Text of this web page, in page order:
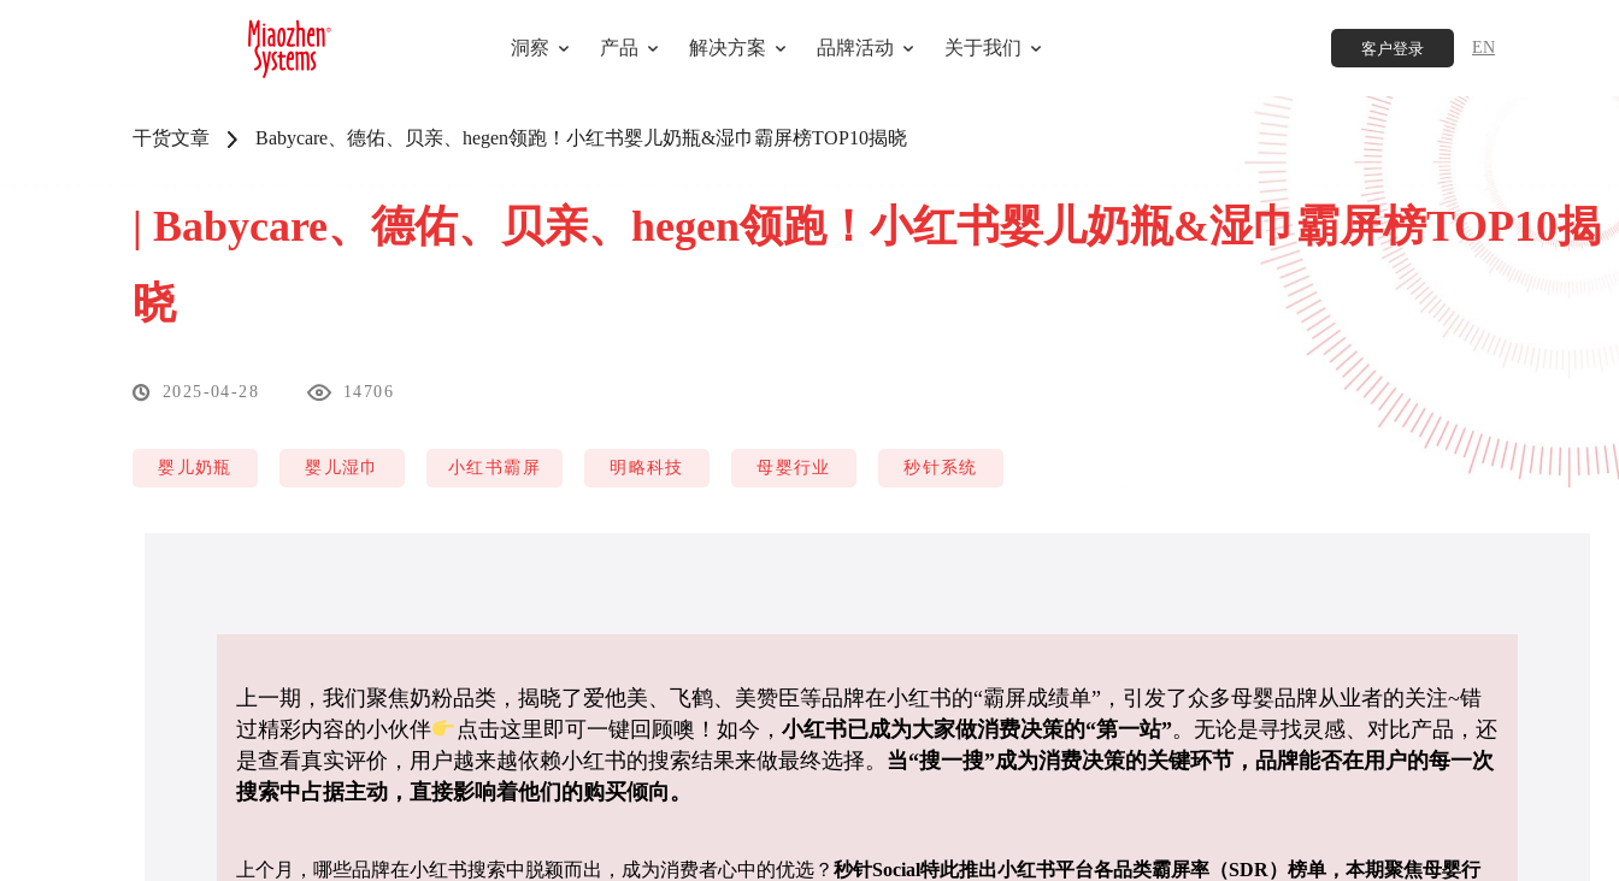
洞察 产品 解决方案 品牌活动 关于我们 客户登录 EN
干货文章 Babycare、德佑、贝亲、hegen领跑！小红书婴儿奶瓶&湿巾霸屏榜TOP10揭晓
| Babycare、德佑、贝亲、hegen领跑！小红书婴儿奶瓶&湿巾霸屏榜TOP10揭
晓
2025-04-28 14706
婴儿奶瓶 婴儿湿巾 小红书霸屏 明略科技 母婴行业 秒针系统
上一期，我们聚焦奶粉品类，揭晓了爱他美、飞鹤、美赞臣等品牌在小红书的“霸屏成绩单”，引发了众多母婴品牌从业者的关注~错
过精彩内容的小伙伴
点击这里即可一键回顾噢！ 如今， 小红书已成为大家做消费决策的“第一站”。无论是寻找灵感、对比产品，还
是查看真实评价，用户越来越依赖小红书的搜索结果来做最终选择。 当“搜一搜”成为消费决策的关键环节，品牌能否在用户的每一次
搜索中占据主动，直接影响着他们的购买倾向。
上个月，哪些品牌在小红书搜索中脱颖而出，成为消费者心中的优选？ 秒针Social特此推出小红书平台各品类霸屏率（SDR）榜单，本期聚焦母婴行